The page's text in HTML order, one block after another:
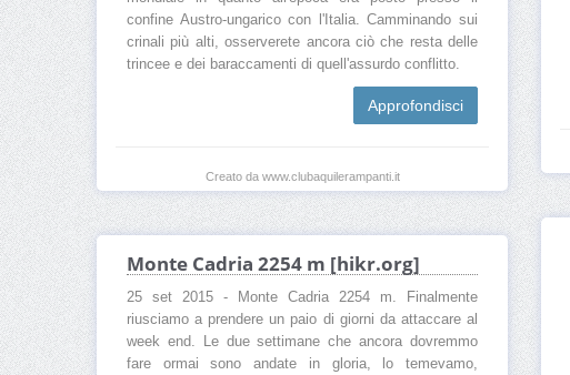
confine Austro-ungarico con l'Italia. Camminando sui
crinali più alti, osserverete ancora ciò che resta delle
trincee e dei baraccamenti di quell'assurdo conflitto.
Approfondisci
Creato da www.clubaquilerampanti.it
Monte Cadria 2254 m [hikr.org]
25 set 2015 - Monte Cadria 2254 m. Finalmente
riusciamo a prendere un paio di giorni da attaccare al
week end. Le due settimane che ancora dovremmo
fare ormai sono andate in gloria, lo temevamo,